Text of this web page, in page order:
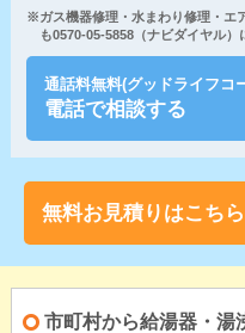
※ガス機器修理・水まわり修理・エ
も0570-05-5858（ナビダイヤル）
通話料無料(グッドライフコ
電話で相談する
無料お見積りはこちら
市町村から給湯器・湯